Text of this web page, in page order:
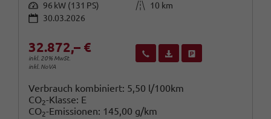
Leistung 96 kW (131 PS) Kilometerstand
10 km
30.03.2026
32.872,– €
inkl. 20% MwSt.
inkl. NoVA
Wir rufen Sie anFahrzeugexposé (PDF)
Verbrauch kombiniert: 5,50 l/100km
CO2-Klasse: E
CO2-Emissionen: 145,00 g/km